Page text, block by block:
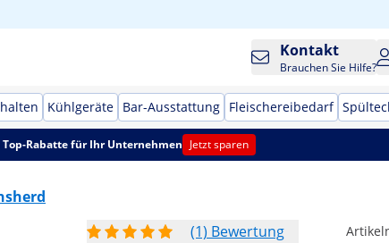
Kontakt
Brauchen Sie Hilfe?
Kühlgeräte Bar-Ausstattung Fleischereibedarf
Top-Rabatte für Ihr Unternehmen Jetzt sparen
(1) Bewertung